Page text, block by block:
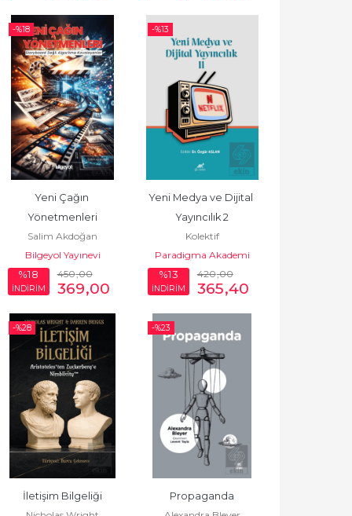
-%18
Yeni Çağın
Yönetmenleri
Salim Akdoğan
Bilgeyol Yayınevi
%18
İNDİRİM
450,00
369,00
-%13
Yeni Medya ve Dijital
Yayıncılık 2
Kolektif
Paradigma Akademi
Yayınları
%13
İNDİRİM
420,00
365,40
-%28
İletişim Bilgeliği
-%23
Propaganda